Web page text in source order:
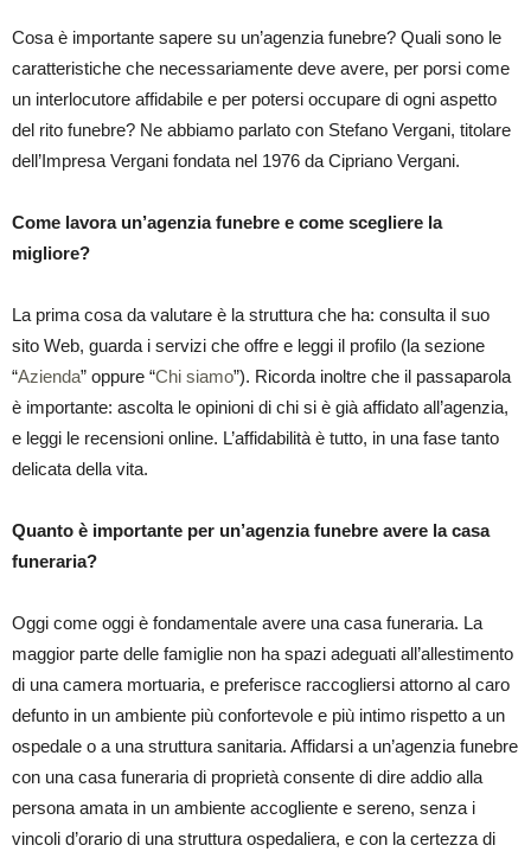
Cosa è importante sapere su un’agenzia funebre? Quali sono le
caratteristiche che necessariamente deve avere, per porsi come
un interlocutore affidabile e per potersi occupare di ogni aspetto
del rito funebre? Ne abbiamo parlato con Stefano Vergani, titolare
dell’Impresa Vergani fondata nel 1976 da Cipriano Vergani.
Come lavora un’agenzia funebre e come scegliere la
migliore?
La prima cosa da valutare è la struttura che ha: consulta il suo
sito Web, guarda i servizi che offre e leggi il profilo (la sezione
“Azienda” oppure “Chi siamo”). Ricorda inoltre che il passaparola
è importante: ascolta le opinioni di chi si è già affidato all’agenzia,
e leggi le recensioni online. L’affidabilità è tutto, in una fase tanto
delicata della vita.
Quanto è importante per un’agenzia funebre avere la casa
funeraria?
Oggi come oggi è fondamentale avere una casa funeraria. La
maggior parte delle famiglie non ha spazi adeguati all’allestimento
di una camera mortuaria, e preferisce raccogliersi attorno al caro
defunto in un ambiente più confortevole e più intimo rispetto a un
ospedale o a una struttura sanitaria. Affidarsi a un’agenzia funebre
con una casa funeraria di proprietà consente di dire addio alla
persona amata in un ambiente accogliente e sereno, senza i
vincoli d’orario di una struttura ospedaliera, e con la certezza di